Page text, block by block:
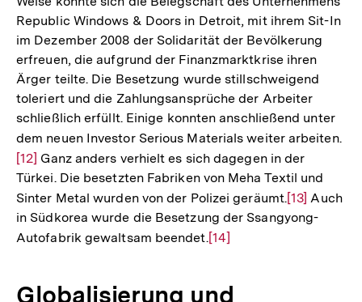
Republic Windows & Doors in Detroit, mit ihrem Sit-In
im Dezember 2008 der Solidarität der Bevölkerung
erfreuen, die aufgrund der Finanzmarktkrise ihren
Ärger teilte. Die Besetzung wurde stillschweigend
toleriert und die Zahlungsansprüche der Arbeiter
schließlich erfüllt. Einige konnten anschließend unter
dem neuen Investor Serious Materials weiter arbeiten.Zur
[12] Ganz anders verhielt es sich dagegen in der
Türkei. Die besetzten Fabriken von Meha Textil und
Sinter Metal wurden von der Polizei geräumt.Zur
Auflösung
[13] Auch
in Südkorea wurde die Besetzung der Ssangyong-
Autofabrik gewaltsam beendet.Zur
Fußnote
[14]
Globalisierung und